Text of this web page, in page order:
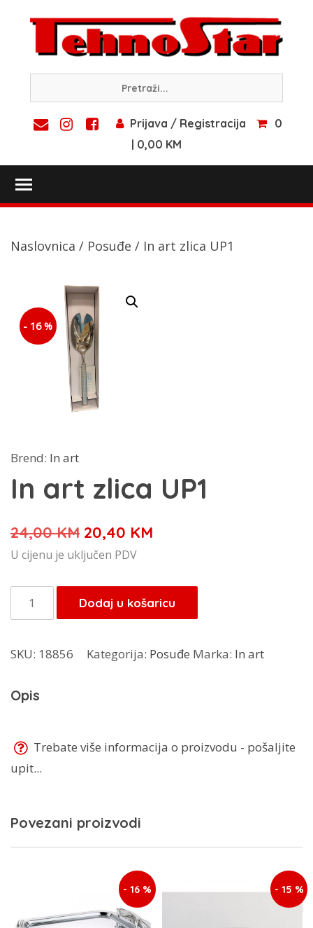
content
Prijava / Registracija
0
| 0,00 KM
Naslovnica / Posuđe / In art zlica UP1
- 16 %
Brend: In art
In art zlica UP1
24,00KM Izvorna
cijena
je:
24,00 KM.
20,40 KM
20,40 KM.
U cijenu je uključen PDV
art
UP1
Dodaj u košaricu
SKU: 18856 Kategorija: Posuđe Marka: In art
Opis
Trebate više informacija o proizvodu - pošaljite
upit...
Povezani proizvodi
- 16 % - 15 %